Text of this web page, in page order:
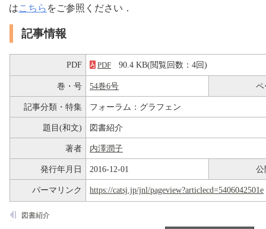
はこちら をご参照ください．
記事情報
PDF PDF 90.4 KB(閲覧回数：4回)
巻・号 54巻6号 ペ
記事分類・特集 フォーラム：グラフェン
題目(和文) 図書紹介
著者 内澤潤子
発行年月日 2016-12-01 公
パーマリンク https://catsj.jp/jnl/pageview?articlecd=5406042501e
図書紹介